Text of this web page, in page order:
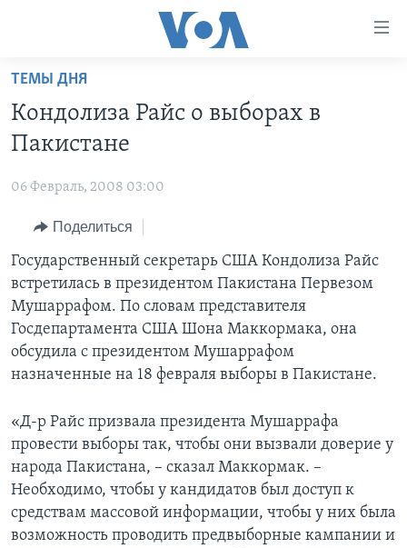
Перейти
основной
контент
навигации
Перейти
поиск
ПРОГРАММЫ
НОВОСТИ ЗА МИНУТУ
ИТОГИ
ПОЧЕМУ ЭТО ВАЖНО?
ДИСКУССИЯ VOA
ДЕТАЛИ
НЬЮ-ЙОРК NEW YORK
УЧИМ АНГЛИЙСКИЙ
НАША АМЕРИКАНСКАЯ ИСТОРИЯ
А КАК В АМЕРИКЕ?
АРТЕФАКТЫ
АМЕРИКАНСКИЕ ГОРОДКИ
ТЕСТЫ
ЭКСПЕРТИЗА
ИНТЕРВЬЮ
ФАКТЫ ПРОТИВ ФЕЙКОВ
ЗА СВОБОДУ ПРЕССЫ
УЧИМ АНГЛИЙСКИЙ
ВИДЕО
Learning English
СОЦИАЛЬНЫЕ СЕТИ
ТЕМЫ ДНЯ
Кондолиза Райс о выборах в
Пакистане
06 Февраль, 2008 03:00
Поделиться
Государственный секретарь США Кондолиза Райс
встретилась в президентом Пакистана Первезом
Мушаррафом. По словам представителя
Госдепартамента США Шона Маккормака, она
обсудила с президентом Мушаррафом
назначенные на 18 февраля выборы в Пакистане.
«Д-р Райс призвала президента Мушаррафа
провести выборы так, чтобы они вызвали доверие у
народа Пакистана, – сказал Маккормак. –
Необходимо, чтобы у кандидатов был доступ к
средствам массовой информации, чтобы у них была
возможность проводить предвыборные кампании и